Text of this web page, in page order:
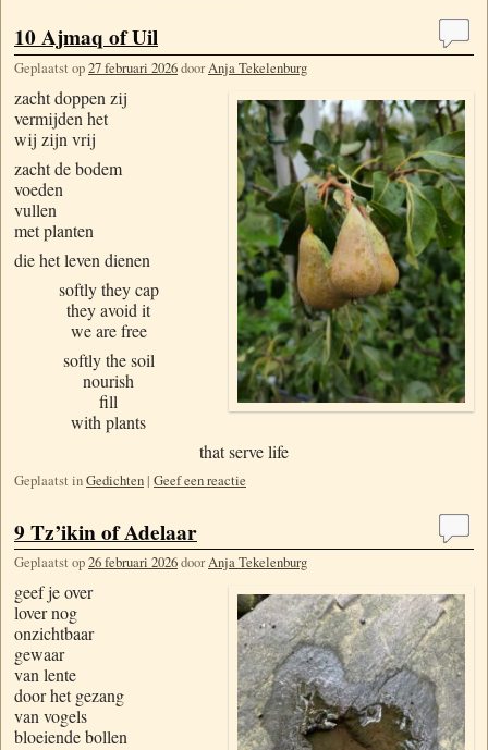
10 Ajmaq of Uil
Geplaatst op27 februari 2026doorAnja Tekelenburg
zacht doppen zij
vermijden het
wij zijn vrij
zacht de bodem
voeden
vullen
met planten
die het leven dienen
softly they cap
they avoid it
we are free
softly the soil
nourish
fill
with plants
that serve life
Geplaatst inGedichten | Geef een reactie
9 Tz’ikin of Adelaar
Geplaatst op26 februari 2026doorAnja Tekelenburg
geef je over
lover nog
onzichtbaar
gewaar
van lente
door het gezang
van vogels
bloeiende bollen